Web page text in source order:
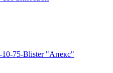
10-75-Blister "Апекс"